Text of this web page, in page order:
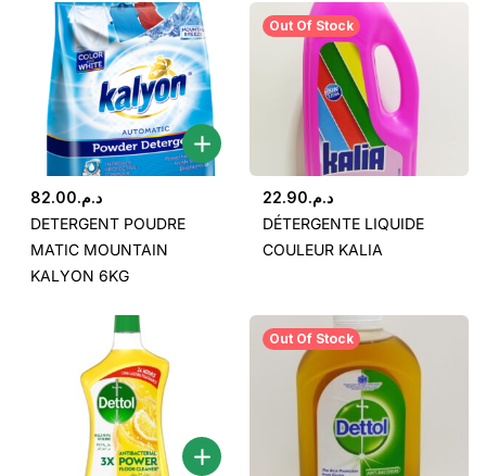
د.م.82.00
DETERGENT POUDRE
MATIC MOUNTAIN
KALYON 6KG
Out Of Stock
د.م.22.90
DÉTERGENTE LIQUIDE
COULEUR KALIA
Out Of Stock